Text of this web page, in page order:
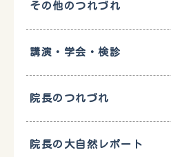
その他のつれづれ
講演・学会・検診
院長のつれづれ
院長の大自然レポート